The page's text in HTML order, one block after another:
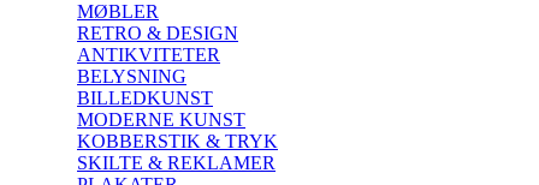
MØBLER
RETRO & DESIGN
ANTIKVITETER
BELYSNING
BILLEDKUNST
MODERNE KUNST
KOBBERSTIK & TRYK
SKILTE & REKLAMER